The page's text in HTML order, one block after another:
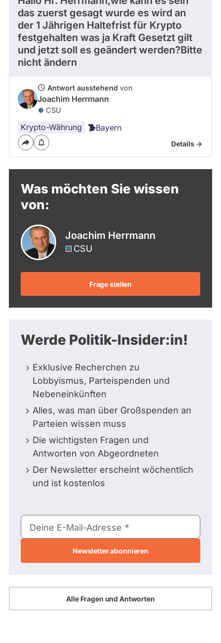
das zuerst gesagt wurde es wird an
der 1 Jährigen Haltefrist für Krypto
festgehalten was ja Kraft Gesetzt gilt
und jetzt soll es geändert werden?Bitte
nicht ändern
Antwort ausstehend von
Joachim Herrmann
CSU
Krypto-Währung Bayern
Details ->
Was möchten Sie wissen
von:
Joachim Herrmann
CSU
Frage stellen
Werde Politik-Insider:in!
Exklusive Recherchen zu
Lobbyismus, Parteispenden und
Nebeneinkünften
Alles, was man über Großspenden an
Parteien wissen muss
Die wichtigsten Fragen und
Antworten von Abgeordneten
Der Newsletter erscheint wöchentlich
und ist kostenlos
E-
Mail-
Deine E-Mail-Adresse
Alle Fragen und Antworten